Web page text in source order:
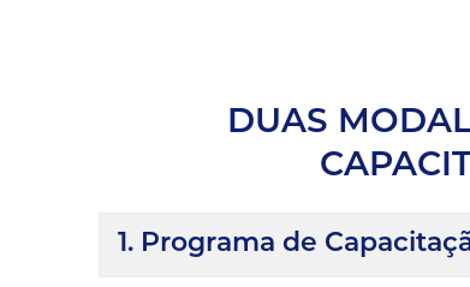
DUAS
1. Programa de